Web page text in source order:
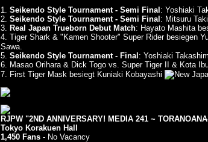
1. Seikendo Style Tournament - Semi Final : Yoshiaki
2. Seikendo Style Tournament - Semi Final : Mitsuru
3. Real Japan Trueborn Debut Match: Hayato Mashita
4. Tiger Shark & "Kamen Shooter" Super Rider besiegen
Sawa.
5. Seikendo Style Tournament - Final : Yoshiaki
6. Masao Orihara & Dick Togo vs. Super Tiger II & Kota
7. First Tiger Mask besiegt Kuniaki Kobayashi
RJPW "2ND ANNIVERSARY! MEDIA 241 ~
Tokyo Korakuen Hall
1,450 Fans- No Vacancy